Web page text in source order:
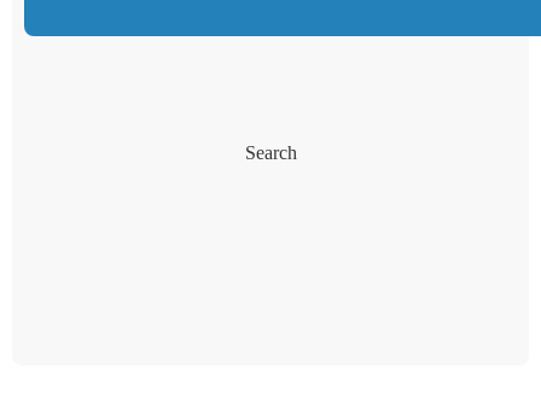
Search